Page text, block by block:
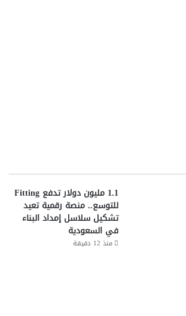
1.1 مليون دولار تدفع Fitting
للتوسع.. منصة رقمية تعيد
تشكيل سلاسل إمداد البناء
في السعودية
منذ 12 دقيقة